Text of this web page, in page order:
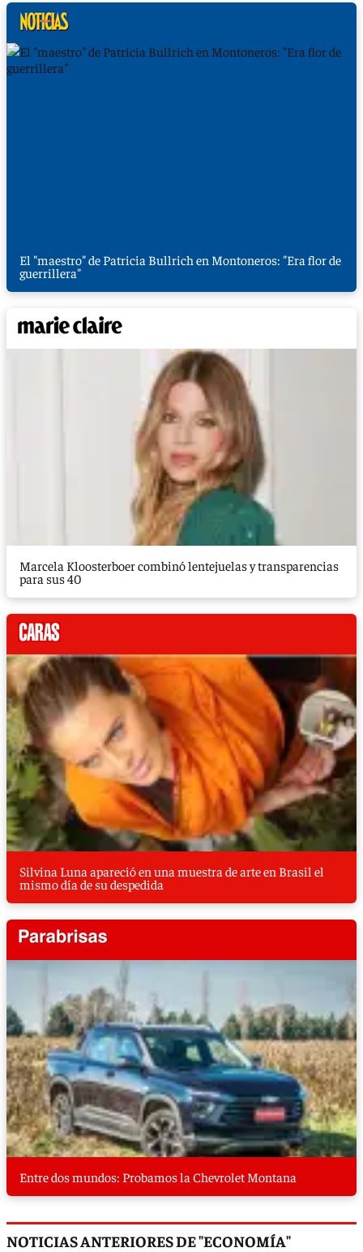
El "maestro" de Patricia Bullrich en Montoneros: "Era flor de
guerrillera"
Marcela Kloosterboer combinó lentejuelas y transparencias
para sus 40
Silvina Luna apareció en una muestra de arte en Brasil el
mismo día de su despedida
Entre dos mundos: Probamos la Chevrolet Montana
NOTICIAS ANTERIORES DE "ECONOMÍA"